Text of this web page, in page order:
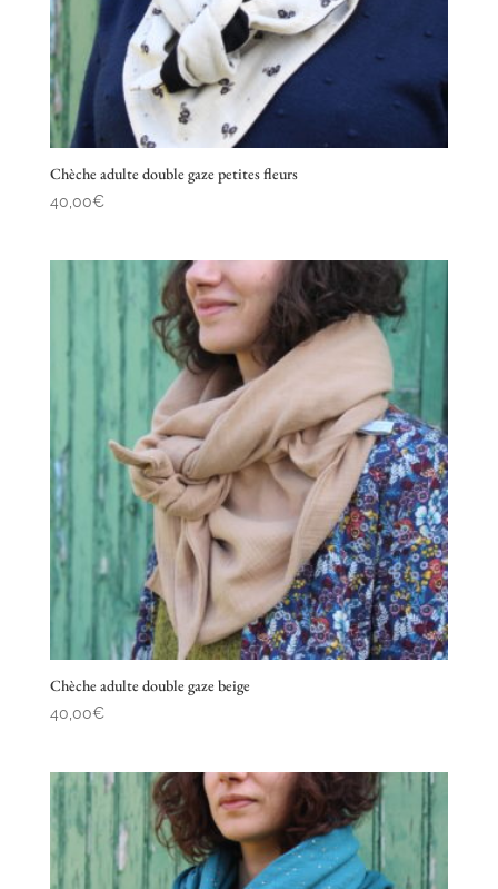
Chèche adulte double gaze petites fleurs
40,00€
Chèche adulte double gaze beige
40,00€